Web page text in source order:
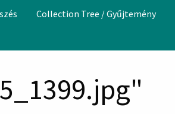
Collection Tree / Gyűjtemény